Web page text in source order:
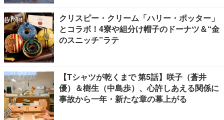
クリスピー・クリーム「ハリー・ポッター」
とコラボ！4寮や組分け帽子のドーナツ＆“金
のスニッチ”ラテ
【Tシャツが乾くまで 第5話】咲子（蒼井
優）＆樹生（中島歩）、心許しあえる関係に
事故から一年・新たな章の幕上がる